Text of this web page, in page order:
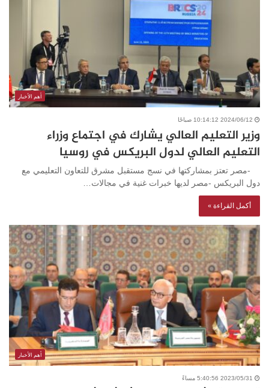
أهم الأخبار
2024/06/12 10:14:12 صباحًا
وزير التعليم العالي يشارك في اجتماع وزراء
التعليم العالي لدول البريكس في روسيا
-مصر تعتز بمشاركتها في نسج مستقبل مشرق للتعاون التعليمي مع
دول البريكس -مصر لديها خبرات غنية في مجالات…
أكمل القراءة »
أهم الأخبار
2023/05/31 5:40:56 مساءً